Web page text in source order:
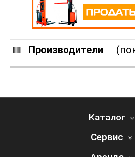
Производители
Каталог
Сервис